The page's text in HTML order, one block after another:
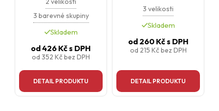
3 barevné skupiny
Skladem
od426 Kčs DPH
od 352 Kčbez DPH
DETAIL PRODUKTU
3 velikosti
Skladem
od260 Kčs DPH
od 215 Kčbez DPH
DETAIL PRODUKTU